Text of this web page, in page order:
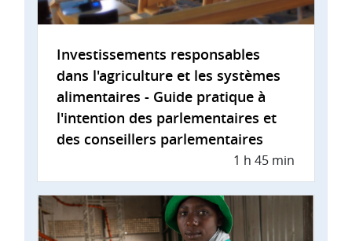
Investissements responsables
dans l'agriculture et les systèmes
alimentaires - Guide pratique à
l'intention des parlementaires et
des conseillers parlementaires
1 h 45 min